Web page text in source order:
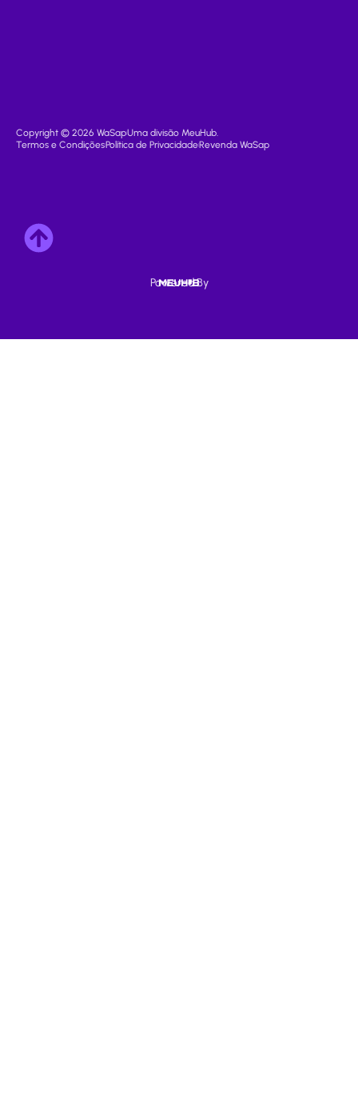
Copyright © 2026 WaSapUma divisão MeuHub.
Termos e CondiçõesPolítica de PrivacidadeRevenda WaSap
Powered By